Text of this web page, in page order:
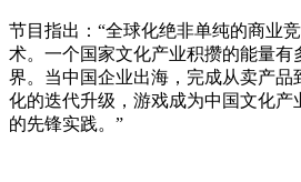
节目指出：“全球化绝非单纯的商业
术。一个国家文化产业积攒的能量有
界。当中国企业出海，完成从卖产品
化的迭代升级，游戏成为中国文化产
的先锋实践。”